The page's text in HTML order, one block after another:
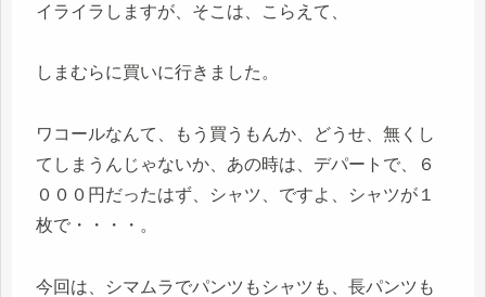
イライラしますが、そこは、こらえて、
しまむらに買いに行きました。
ワコールなんて、もう買うもんか、どうせ、無くし
てしまうんじゃないか、あの時は、デパートで、６
０００円だったはず、シャツ、ですよ、シャツが１
枚で・・・・。
今回は、シマムラでパンツもシャツも、長パンツも